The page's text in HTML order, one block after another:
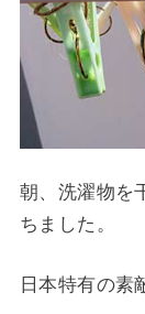
朝、洗濯物を
ちました。
日本特有の素